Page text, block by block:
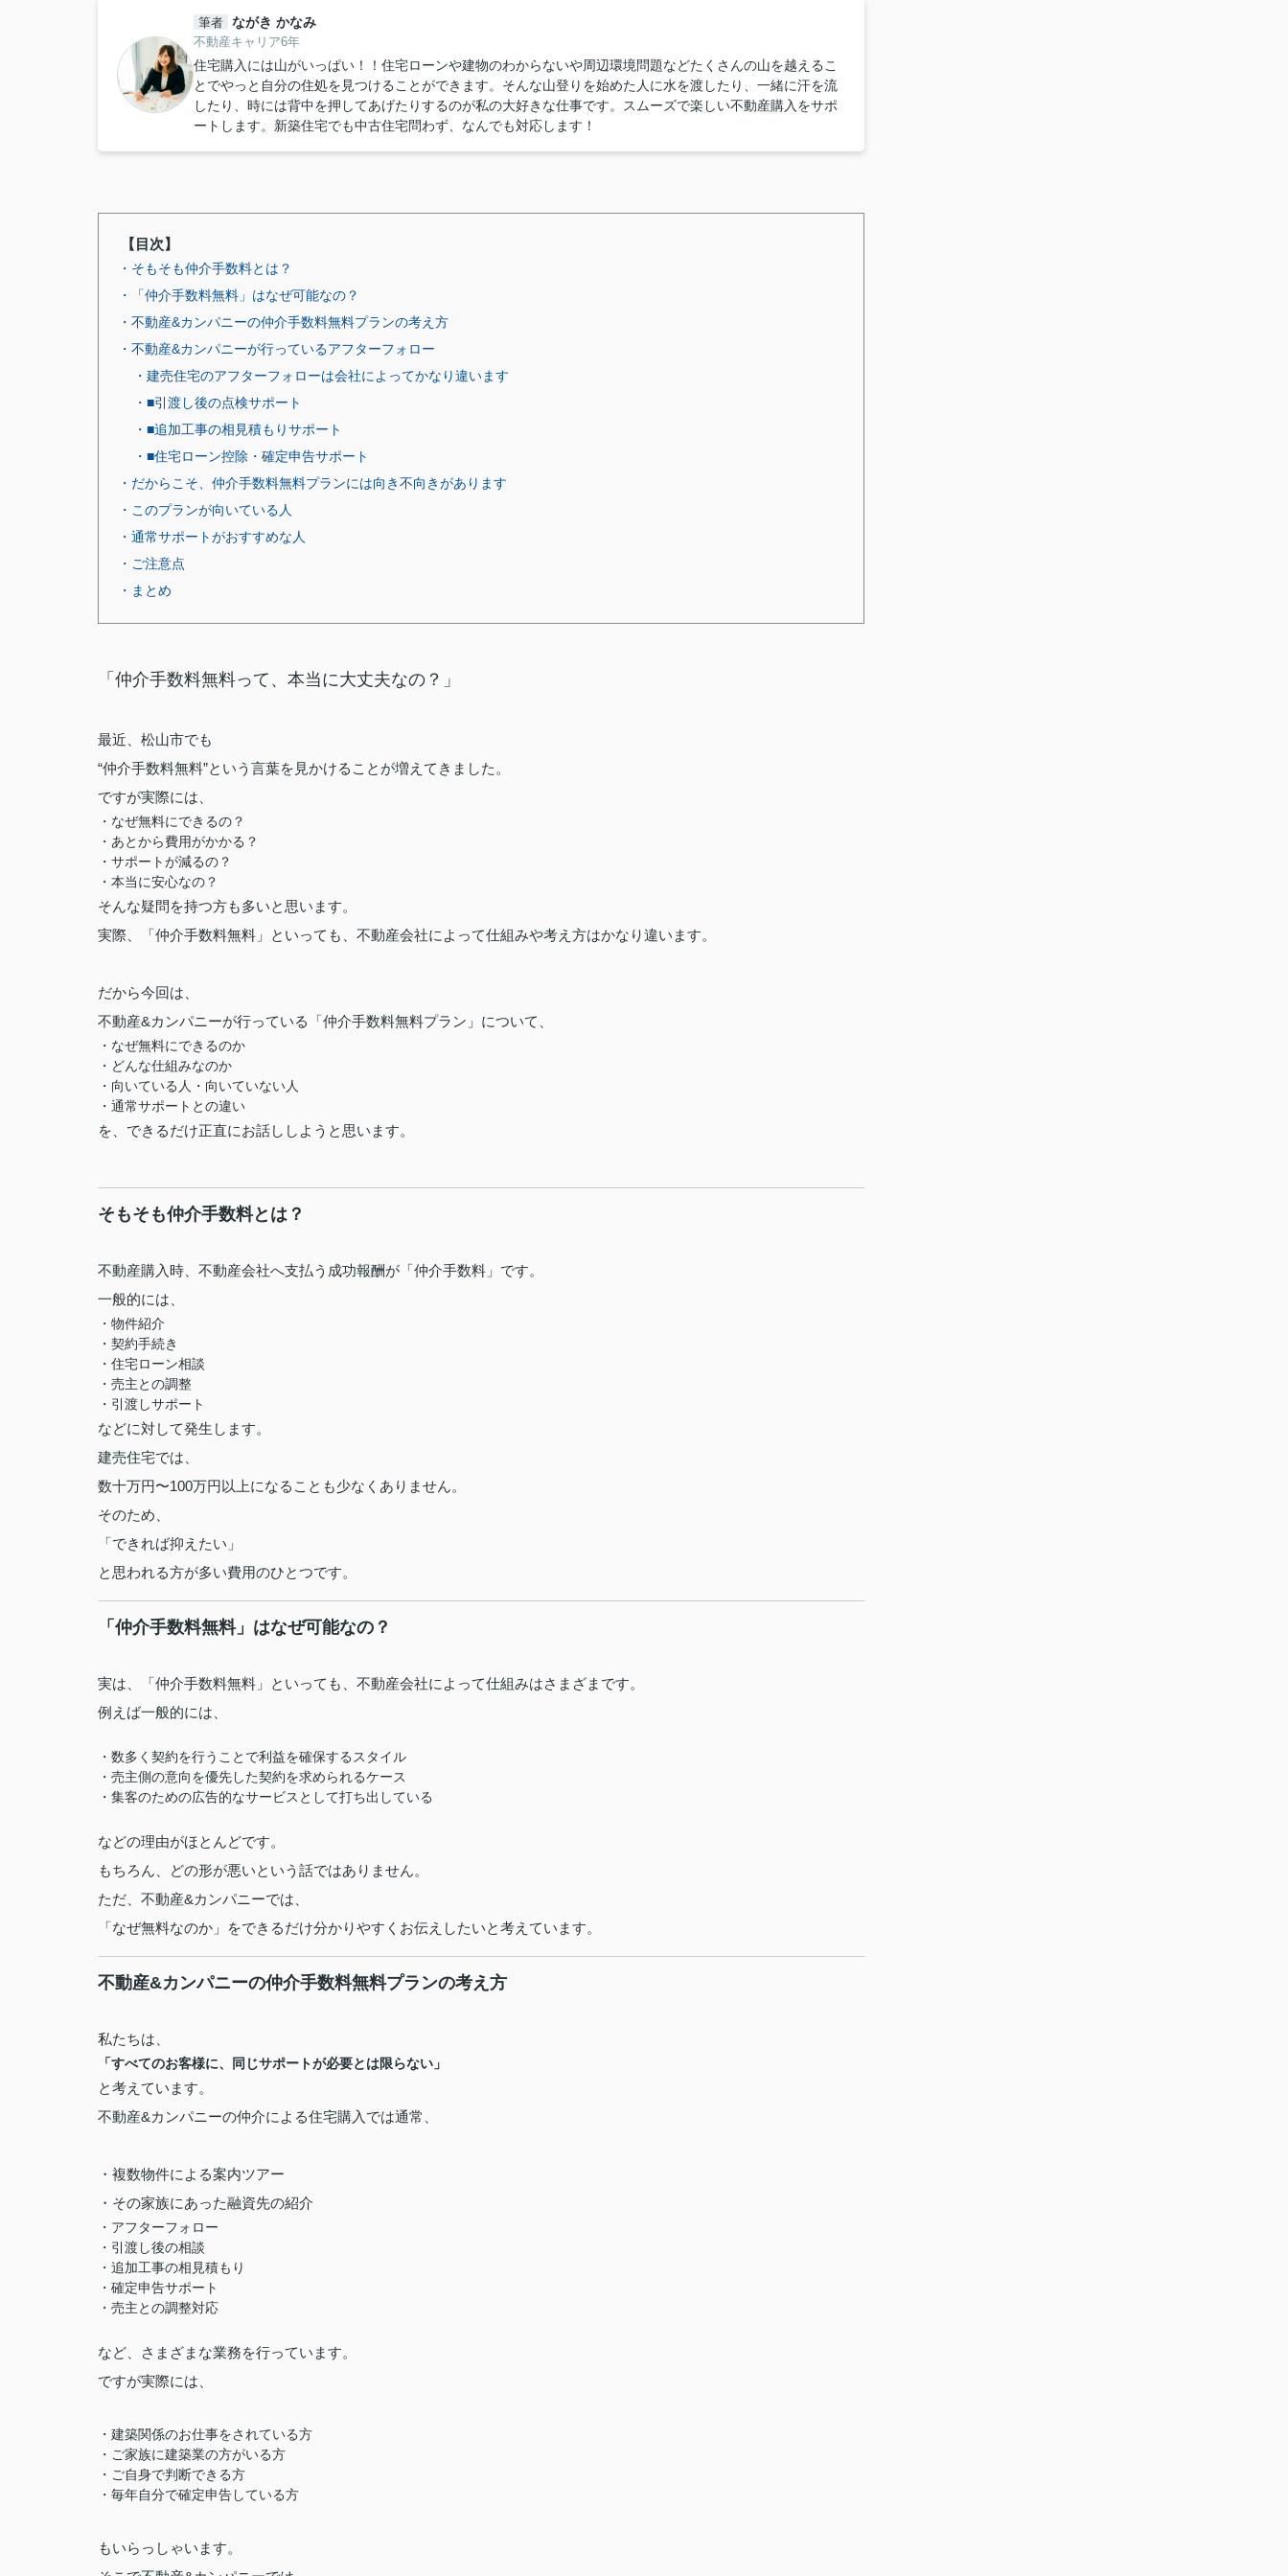
筆者 ながき かなみ
不動産キャリア6年
住宅購入には山がいっぱい！！住宅ローンや建物のわからないや周辺環境問題などたくさんの山を越えるこ
とでやっと自分の住処を見つけることができます。そんな山登りを始めた人に水を渡したり、一緒に汗を流
したり、時には背中を押してあげたりするのが私の大好きな仕事です。スムーズで楽しい不動産購入をサポ
ートします。新築住宅でも中古住宅問わず、なんでも対応します！
【目次】
・そもそも仲介手数料とは？
・「仲介手数料無料」はなぜ可能なの？
・不動産&カンパニーの仲介手数料無料プランの考え方
・不動産&カンパニーが行っているアフターフォロー
・建売住宅のアフターフォローは会社によってかなり違います
・■引渡し後の点検サポート
・■追加工事の相見積もりサポート
・■住宅ローン控除・確定申告サポート
・だからこそ、仲介手数料無料プランには向き不向きがあります
・このプランが向いている人
・通常サポートがおすすめな人
・ご注意点
・まとめ
「仲介手数料無料って、本当に大丈夫なの？」
最近、松山市でも
“仲介手数料無料”という言葉を見かけることが増えてきました。
ですが実際には、
・なぜ無料にできるの？
・あとから費用がかかる？
・サポートが減るの？
・本当に安心なの？
そんな疑問を持つ方も多いと思います。
実際、「仲介手数料無料」といっても、不動産会社によって仕組みや考え方はかなり違います。
だから今回は、
不動産&カンパニーが行っている「仲介手数料無料プラン」について、
・なぜ無料にできるのか
・どんな仕組みなのか
・向いている人・向いていない人
・通常サポートとの違い
を、できるだけ正直にお話ししようと思います。
そもそも仲介手数料とは？
不動産購入時、不動産会社へ支払う成功報酬が「仲介手数料」です。
一般的には、
・物件紹介
・契約手続き
・住宅ローン相談
・売主との調整
・引渡しサポート
などに対して発生します。
建売住宅では、
数十万円〜100万円以上になることも少なくありません。
そのため、
「できれば抑えたい」
と思われる方が多い費用のひとつです。
「仲介手数料無料」はなぜ可能なの？
実は、「仲介手数料無料」といっても、不動産会社によって仕組みはさまざまです。
例えば一般的には、
・数多く契約を行うことで利益を確保するスタイル
・売主側の意向を優先した契約を求められるケース
・集客のための広告的なサービスとして打ち出している
などの理由がほとんどです。
もちろん、どの形が悪いという話ではありません。
ただ、不動産&カンパニーでは、
「なぜ無料なのか」をできるだけ分かりやすくお伝えしたいと考えています。
不動産&カンパニーの仲介手数料無料プランの考え方
私たちは、
「すべてのお客様に、同じサポートが必要とは限らない」
と考えています。
不動産&カンパニーの仲介による住宅購入では通常、
・複数物件による案内ツアー
・その家族にあった融資先の紹介
・アフターフォロー
・引渡し後の相談
・追加工事の相見積もり
・確定申告サポート
・売主との調整対応
など、さまざまな業務を行っています。
ですが実際には、
・建築関係のお仕事をされている方
・ご家族に建築業の方がいる方
・ご自身で判断できる方
・毎年自分で確定申告している方
もいらっしゃいます。